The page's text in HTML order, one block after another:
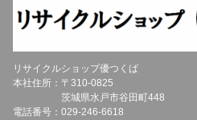
リサイクルショップ優つくば
本社住所：〒310-0825
茨城県水戸市谷田町448
電話番号：029-246-6618